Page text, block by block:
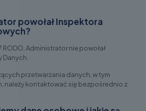
powołał Inspektora
RODO, Administrator nie powołał
Danych.
przetwarzania danych, w tym
należy kontaktować się bezpośrednio z